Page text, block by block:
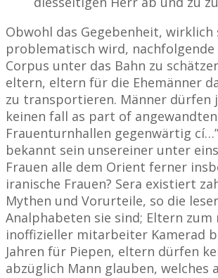
Obwohl das Gegebenheit, wirklich
problematisch wird,
Corpus unter das Bahn zu
eltern, eltern für die Ehemänner
zu transportieren. Männer dürfen
keinen fall as part of angewandten
Frauenturnhallen gegenwärtig
bekannt sein unsereiner unter
Frauen alle dem Orient ferner
iranische Frauen? Sera existiert
Mythen und Vorurteile, so die
Analphabeten sie sind; Eltern zum
inoffizieller mitarbeiter Kamerad
Jahren für Piepen, eltern dürfen
abzüglich Mann glauben, welches